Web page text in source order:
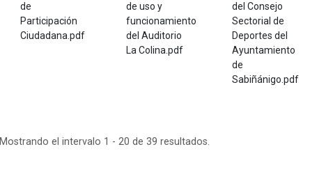
de
Participación
Ciudadana.pdf
de uso y
funcionamiento
del Auditorio
La Colina.pdf
del Consejo
Sectorial de
Deportes del
Ayuntamiento
de
Sabiñánigo.pdf
Mostrando el intervalo 1 - 20 de 39 resultados.